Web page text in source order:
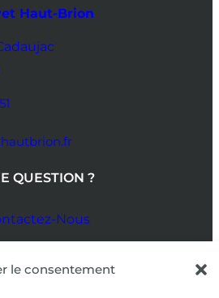
le consentement
Haut-Brion
QUESTION ?
Nous